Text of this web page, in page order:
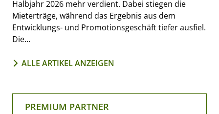
Halbjahr 2026 mehr verdient. Dabei stiegen die
Mieterträge, während das Ergebnis aus dem
Entwicklungs- und Promotionsgeschäft tiefer ausfiel.
Die...
ALLE ARTIKEL ANZEIGEN
PREMIUM PARTNER